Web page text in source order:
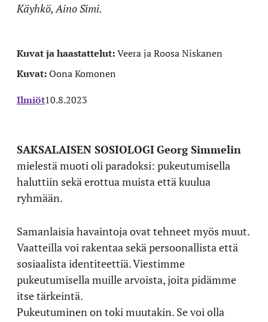
Käyhkö, Aino Simi.
Kuvat ja haastattelut:Veera ja Roosa Niskanen
Kuvat:Oona Komonen
Ilmiöt10.8.2023
SAKSALAISEN SOSIOLOGIGeorg Simmelin
mielestä muoti oli paradoksi: pukeutumisella
haluttiin sekä erottua muista että kuulua
ryhmään.
Samanlaisia havaintoja ovat tehneet myös muut.
Vaatteilla voi rakentaa sekä persoonallista että
sosiaalista identiteettiä. Viestimme
pukeutumisella muille arvoista, joita pidämme
itse tärkeintä.
Pukeutuminen on toki muutakin. Se voi olla